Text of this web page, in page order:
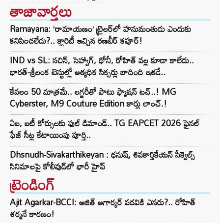
తాజావార్తలు
Ramayana: ‘రామాయణం’ ట్రైలర్‌లో హనుమంతుడు ఎందుకు
కనిపించలేదు?.. క్లారిటీ ఇచ్చిన రణబీర్ కపూర్!
IND vs SL: సచిన్, సెహ్వాగ్, ధోనీ, రోహిత్‌ వల్ల కూడా కాలేదు..
భారత్-శ్రీలంక టెస్టుల్లో అత్యధిక సిక్సర్లు బాదింది ఇతడే..
కేవలం 50 మాత్రమే.. లగ్జరీతో పాటు ఫ్యాషన్ టచ్..! MG
Cyberster, M9 Couture Edition కార్లు లాంచ్.!
ఏఐ, ఐటీ కోర్సులకు ఫుల్ డిమాండ్.. TG EAPCET 2026 ఫైనల్
ఫేజ్ సీట్ల కేటాయింపు పూర్తి..
Dhsnudh-Sivakarthikeyan : ధనుష్, శివకార్తికేయన్ సీక్వెల్స్
సినిమాలపై కోలీవుడ్‌లో భారీ హైప్
ట్రెండింగ్‌
Ajit Agarkar-BCCI: అజిత్ అగార్కర్ పదవికి ఎసరు?.. రోహిత్
శర్మనే కారణం!